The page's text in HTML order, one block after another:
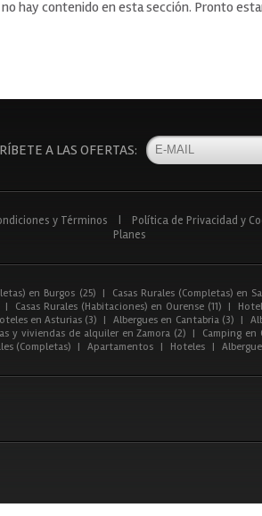
hay contenido en esta sección. Pronto
A LAS OFERTAS:
y Términos Política de Privacidad y
Planes
en Burgos (25) | Casas Rurales (Completas) en
| Casas Rurales (Habitaciones) en Ourense (11) |
en Asturias (3) | Albergues en Cantabria (3) |
y viviendas de alquiler en Zamora (2) | Camping en
(Completas) | Apartamentos | Hoteles |